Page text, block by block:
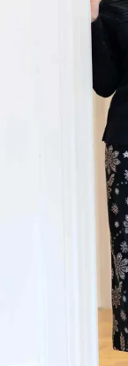
WACOALコラボ